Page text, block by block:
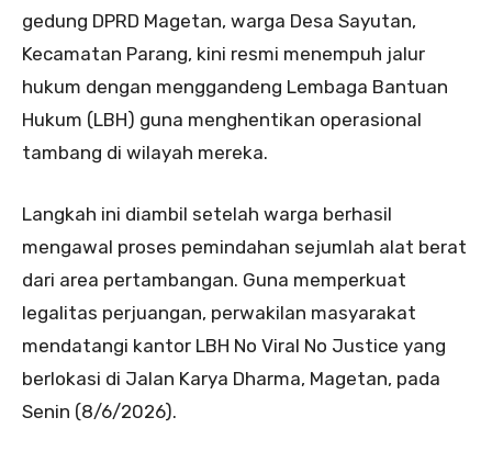
gedung DPRD Magetan, warga Desa Sayutan,
Kecamatan Parang, kini resmi menempuh jalur
hukum dengan menggandeng Lembaga Bantuan
Hukum (LBH) guna menghentikan operasional
tambang di wilayah mereka.
Langkah ini diambil setelah warga berhasil
mengawal proses pemindahan sejumlah alat berat
dari area pertambangan. Guna memperkuat
legalitas perjuangan, perwakilan masyarakat
mendatangi kantor LBH No Viral No Justice yang
berlokasi di Jalan Karya Dharma, Magetan, pada
Senin (8/6/2026).